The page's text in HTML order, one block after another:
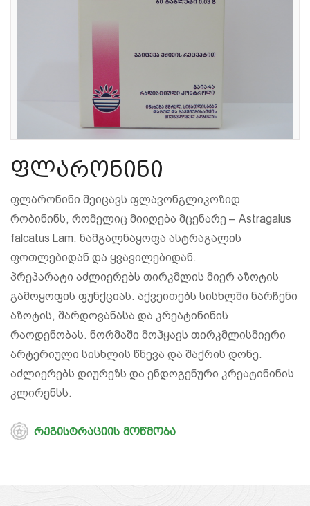
Ფლარონინი
ფლარონინი შეიცავს ფლავონგლიკოზიდ
რობინინს, რომელიც მიიღება მცენარე – Astragalus
falcatus Lam. ნამგალნაყოფა ასტრაგალის
ფოთლებიდან და ყვავილებიდან.
პრეპარატი აძლიერებს თირკმლის მიერ აზოტის
გამოყოფის ფუნქციას. აქვეითებს სისხლში ნარჩენი
აზოტის, შარდოვანასა და კრეატინინის
რაოდენობას. ნორმაში მოჰყავს თირკმლისმიერი
არტერიული სისხლის წნევა და შაქრის დონე.
აძლიერებს დიურეზს და ენდოგენური კრეატინინის
კლირენსს.
რეგისტრაციის მოწმობა